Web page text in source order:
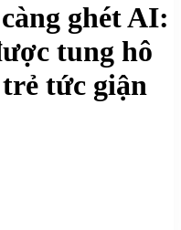
ghét AI:
tung hô
tức giận